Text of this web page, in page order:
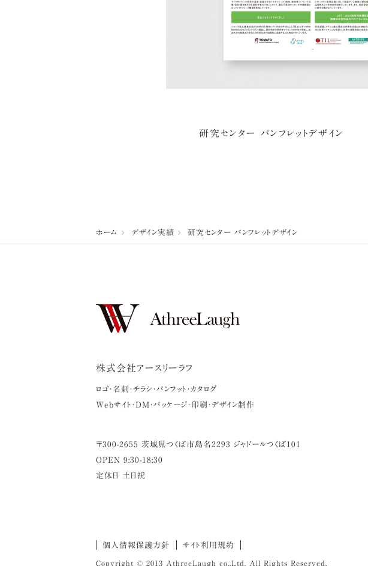
研究センター パンフレットデザイン
ホーム デザイン実績 研究センター パンフレットデザイン
株式会社アースリーラフ
ロゴ・名刺・チラシ・パンフット・カタログ
Webサイト・DM・パッケージ・印刷・デザイン制作
〒300-2655 茨城県つくば市島名2293 ジャドールつくば101
OPEN 9:30-18:30
定休日 土日祝
個人情報保護方針 サイト利用規約
Copyright © 2013 AthreeLaugh co.,Ltd. All Rights Reserved.